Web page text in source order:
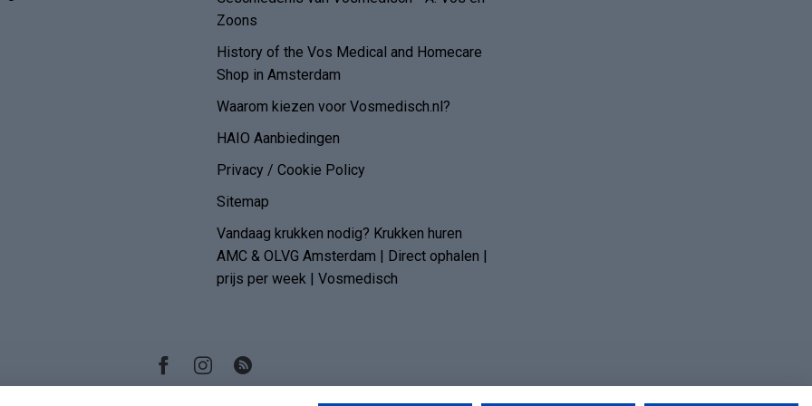
Zoons
History of the Vos Medical and Homecare
Shop in Amsterdam
Waarom kiezen voor Vosmedisch.nl?
HAIO Aanbiedingen
Privacy / Cookie Policy
Sitemap
Vandaag krukken nodig? Krukken huren
AMC & OLVG Amsterdam | Direct ophalen |
prijs per week | Vosmedisch